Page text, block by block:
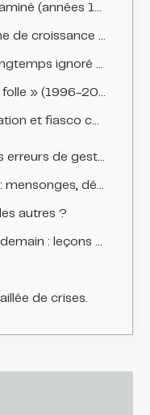
(années 1980)
(années 1980)
(années 1970-1990)
» (1996-2000)
(2020)
de gestion en série
et maladresses fatales
autres ?
et bonnes pratiques
de crises.